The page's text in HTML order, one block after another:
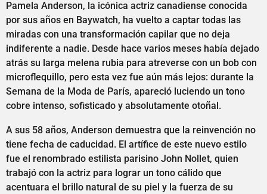
Pamela Anderson, la icónica actriz canadiense conocida
por sus años en Baywatch, ha vuelto a captar todas las
miradas con una transformación capilar que no deja
indiferente a nadie. Desde hace varios meses había dejado
atrás su larga melena rubia para atreverse con un bob con
microflequillo, pero esta vez fue aún más lejos: durante la
Semana de la Moda de París, apareció luciendo un tono
cobre intenso, sofisticado y absolutamente otoñal.
A sus 58 años, Anderson demuestra que la reinvención no
tiene fecha de caducidad. El artífice de este nuevo estilo
fue el renombrado estilista parisino John Nollet, quien
trabajó con la actriz para lograr un tono cálido que
acentuara el brillo natural de su piel y la fuerza de su